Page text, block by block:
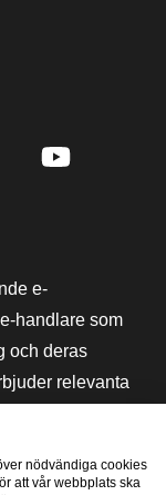
e-
handlare som
och deras
relevanta
rådgivning,
en egen
nödvändiga cookies
att vår webbplats ska